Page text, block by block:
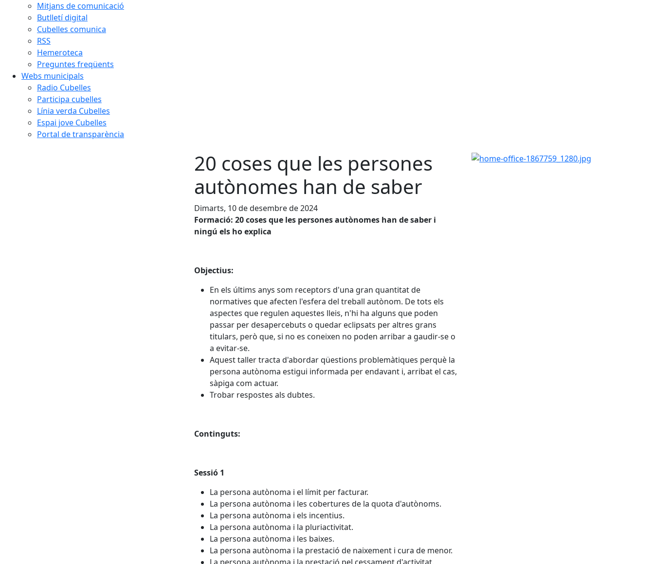
Mitjans de comunicació
Butlletí digital
Cubelles comunica
RSS
Hemeroteca
Preguntes freqüents
Webs municipals
Radio Cubelles
Participa cubelles
Línia verda Cubelles
Espai jove Cubelles
Portal de transparència
20 coses que les persones
autònomes han de saber
Dimarts, 10 de desembre de 2024
Formació: 20 coses que les persones autònomes han de saber i
ningú els ho explica
Objectius:
En els últims anys som receptors d'una gran quantitat de
normatives que afecten l'esfera del treball autònom. De tots els
aspectes que regulen aquestes lleis, n'hi ha alguns que poden
passar per desapercebuts o quedar eclipsats per altres grans
titulars, però que, si no es coneixen no poden arribar a gaudir-se o
a evitar-se.
Aquest taller tracta d'abordar qüestions problemàtiques perquè la
persona autònoma estigui informada per endavant i, arribat el cas,
sàpiga com actuar.
Trobar respostes als dubtes.
Continguts:
Sessió 1
La persona autònoma i el límit per facturar.
La persona autònoma i les cobertures de la quota d'autònoms.
La persona autònoma i els incentius.
La persona autònoma i la pluriactivitat.
La persona autònoma i les baixes.
La persona autònoma i la prestació de naixement i cura de menor.
home-office-1867759_1280.jpg